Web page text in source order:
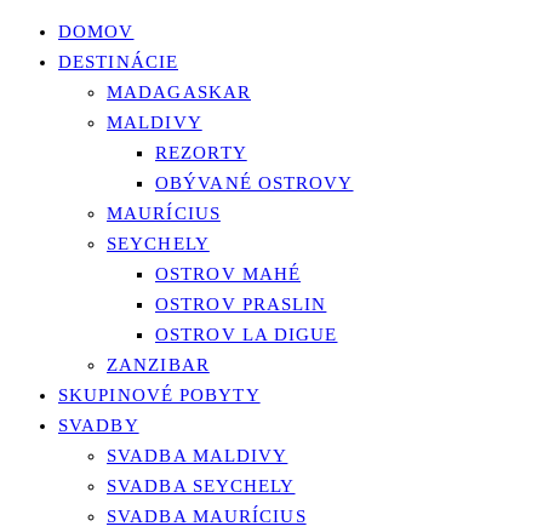
DOMOV
DESTINÁCIE
MADAGASKAR
MALDIVY
REZORTY
OBÝVANÉ OSTROVY
MAURÍCIUS
SEYCHELY
OSTROV MAHÉ
OSTROV PRASLIN
OSTROV LA DIGUE
ZANZIBAR
SKUPINOVÉ POBYTY
SVADBY
SVADBA MALDIVY
SVADBA SEYCHELY
SVADBA MAURÍCIUS